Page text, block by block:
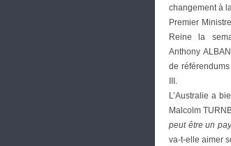
changement à
Premier
Reine la
Anthony
de
III.
L’Australie a
Malcolm
peut être un
va-t-elle aimer